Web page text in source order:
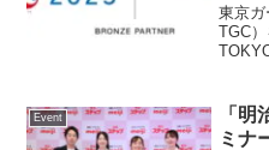
わた
の壮
成。
東京ガ
TGC
年2
年日
Event
「
ミナ